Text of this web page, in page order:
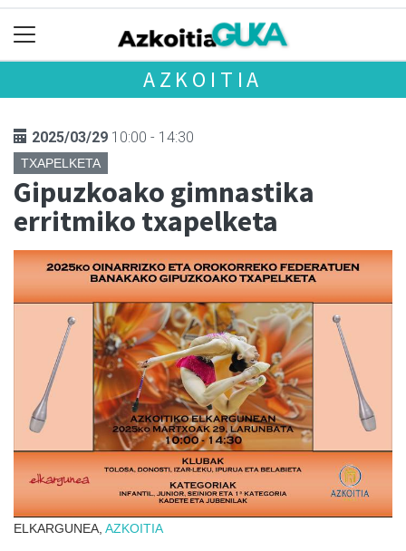
AZKOITIA
2025/03/29 10:00 - 14:30
TXAPELKETA
Gipuzkoako gimnastika
erritmiko txapelketa
ELKARGUNEA, AZKOITIA